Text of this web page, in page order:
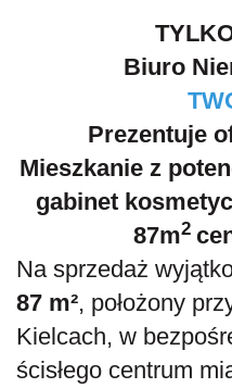
Biuro
Prezentuje
Mieszkanie z
gabinet
87m2
Na sprzedaż
87 m², położony
Kielcach, w
ścisłego centrum